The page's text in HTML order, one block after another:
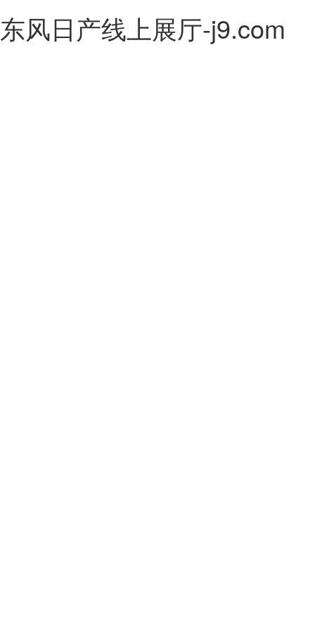
东风日产线上展厅-j9.com